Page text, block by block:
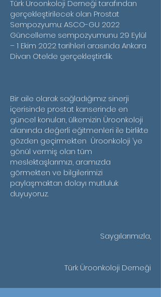
Türk Üroonkoloji Derneği tarafından
gerçekleştirilecek olan Prostat
Sempozyumu: ASCO-GU 2022
Güncelleme sempozyumunu 29 Eylül
– 1 Ekim 2022 tarihleri arasında Ankara
Divan Otelde gerçekleştirdik.
Bir aile olarak sağladığımız sinerji
içerisinde prostat kanserinde en
güncel konuları, ülkemizin Üroonkoloji
alanında değerli eğitmenleri ile birlikte
gözden geçirmekten Üroonkoloji ’ye
gönül vermiş olan tüm
meslektaşlarımızı, aramızda
görmekten ve bilgilerimizi
paylaşmaktan dolayı mutluluk
duyuyoruz.
Saygılarımızla,
Türk Üroonkoloji Derneği